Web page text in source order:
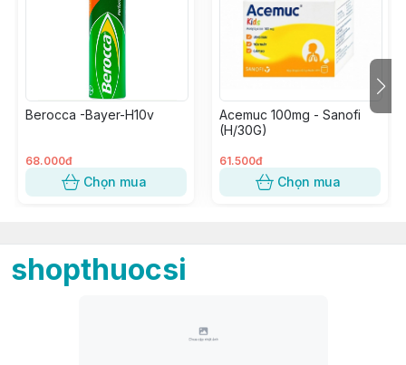
Berocca -Bayer-H10v
68.000đ
Chọn mua
Acemuc 100mg - Sanofi
(H/30G)
61.500đ
Chọn mua
shopthuocsi